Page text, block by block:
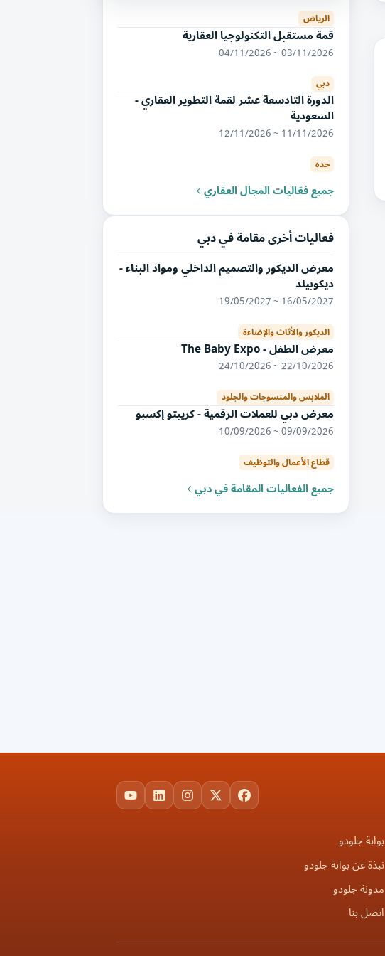
الرياض
قمة مستقبل التكنولوجيا العقارية
03/11/2026 ~ 04/11/2026
دبي
الدورة التادسعة عشر لقمة التطوير العقاري -
السعودية
11/11/2026 ~ 12/11/2026
جده
جميع فعّاليات المجال العقاري
فعاليات أخرى مقامة في دبي
معرض الديكور والتصميم الداخلي ومواد البناء -
ديكوبيلد
16/05/2027 ~ 19/05/2027
الديكور والأثاث والإضاءة
معرض الطفل - The Baby Expo
22/10/2026 ~ 24/10/2026
الملابس والمنسوجات والجلود
معرض دبي للعملات الرقمية - كريبتو إكسبو
09/09/2026 ~ 10/09/2026
قطاع الأعمال والتوظيف
جميع الفعاليات المقامة في دبي
Facebook
X
Instagram
LinkedIn
YouTube
بوابة جلودو
نبذة عن بوابة جلودو
مدونة جلودو
اتصل بنا